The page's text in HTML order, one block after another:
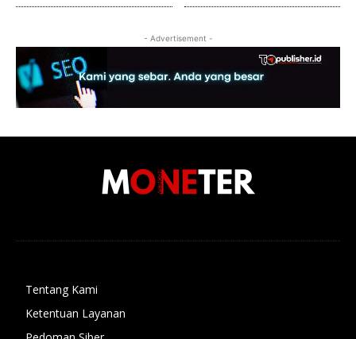
- Advertisement -
Tentang Kami
Ketentuan Layanan